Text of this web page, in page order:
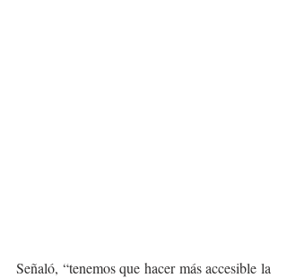
Señaló, “tenemos que hacer más accesible la